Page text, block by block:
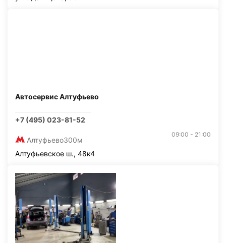
Автосервис Алтуфьево
+7 (495) 023-81-52
Алтуфьево300м
09:00 - 21:00
Алтуфьевское ш., 48к4